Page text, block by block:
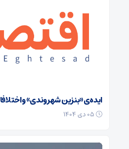
ایده‌ی «بنزین شهروندی» و